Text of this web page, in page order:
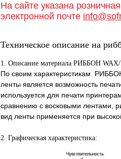
В избранное
К сравнению
На сайте указана
электронной почте
Техническое описание на
1. Описание материала РИББОН
По своим характеристикам
ленты является возможность
используется для печати
сравнению с восковыми лентами,
вид ленты применяется при
2. Графическая характеристика: